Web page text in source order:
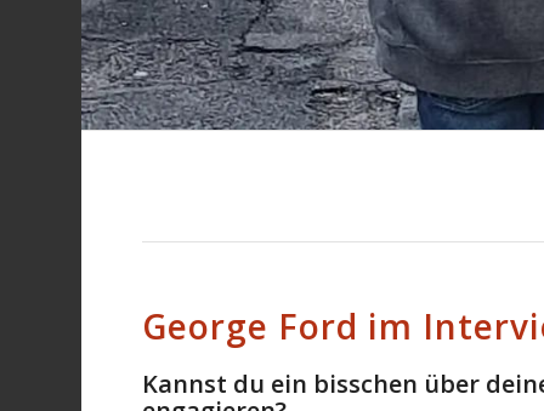
George Ford im
Kannst du ein bisschen über